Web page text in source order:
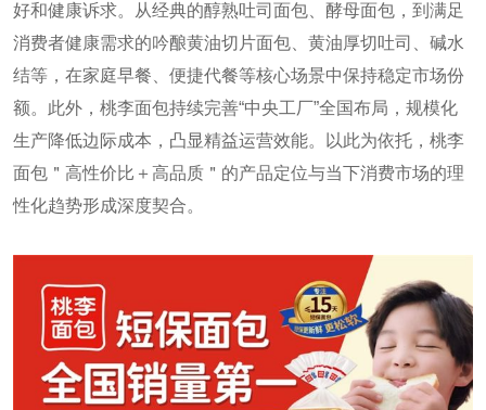
好和健康诉求。从经典的醇熟吐司面包、酵母面包，到满足
消费者健康需求的吟酿黄油切片面包、黄油厚切吐司、碱水
结等，在家庭早餐、便捷代餐等核心场景中保持稳定市场份
额。此外，桃李面包持续完善“中央工厂”全国布局，规模化
生产降低边际成本，凸显精益运营效能。以此为依托，桃李
面包＂高性价比＋高品质＂的产品定位与当下消费市场的理
性化趋势形成深度契合。